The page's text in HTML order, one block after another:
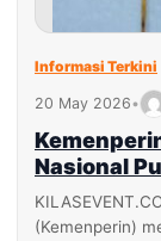
Informasi Terkini
20 May 2026•
Nasional
(Kemenperin)